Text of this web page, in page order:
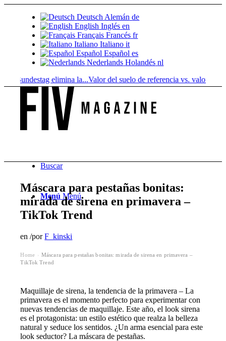
Deutsch Alemán de
English Inglés en
Français Francés fr
Italiano Italiano it
Español Español es
Nederlands Holandés nl
elimina la...Valor del suelo de referencia vs. valor...Infused
Buscar
Menú Menú
Máscara para pestañas bonitas:
mirada de sirena en primavera –
TikTok Trend
en/porF_kinski
Home
Máscara para pestañas bonitas: mirada de sirena en primavera –
TikTok Trend
Maquillaje de sirena, la tendencia de la primavera – La
primavera es el momento perfecto para experimentar con
nuevas tendencias de maquillaje. Este año, el look sirena
es el protagonista: un estilo estético que realza la belleza
natural y seduce los sentidos. ¿Un arma esencial para este
look seductor? La máscara de pestañas.